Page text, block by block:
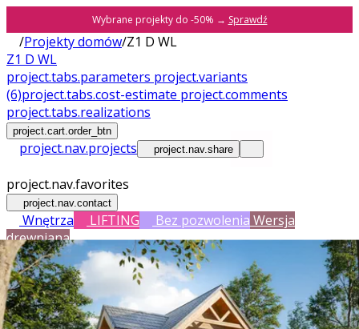
Wybrane projekty do -50% → Sprawdź
/Projekty domów/Z1 D WL
Z1 D WL
project.tabs.parameters project.variants
(6)project.tabs.cost-estimate project.comments
project.tabs.realizations
project.cart.order_btn
project.nav.projects project.nav.share
project.nav.favorites
project.nav.contact
Wnętrza LIFTING Bez pozwolenia Wersja
drewniana